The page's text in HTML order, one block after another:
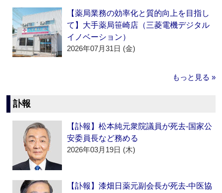
【薬局業務の効率化と質的向上を目指し
て】大手薬局笹崎店（三菱電機デジタル
イノベーション）
2026年07月31日 (金)
もっと見る »
訃報
【訃報】松本純元衆院議員が死去‐国家公
安委員長など務める
2026年03月19日 (木)
【訃報】漆畑日薬元副会長が死去‐中医協